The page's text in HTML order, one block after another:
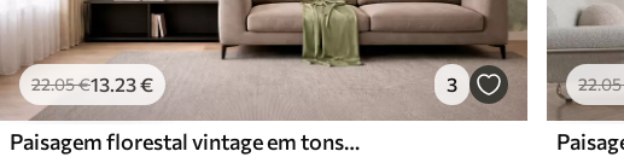
22.05€13.23€ 3
Paisagem florestal vintage em tons suaves de verde
22.05